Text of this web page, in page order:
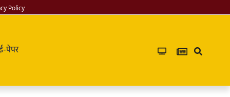
Policy
पेपर